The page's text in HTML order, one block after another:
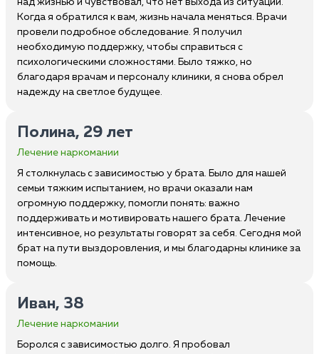
над жизнью и чувствовал, что нет выхода из ситуации.
Когда я обратился к вам, жизнь начала меняться. Врачи
провели подробное обследование. Я получил
необходимую поддержку, чтобы справиться с
психологическими сложностями. Было тяжко, но
благодаря врачам и персоналу клиники, я снова обрел
надежду на светлое будущее.
Полина, 29 лет
Лечение наркомании
Я столкнулась с зависимостью у брата. Было для нашей
семьи тяжким испытанием, но врачи оказали нам
огромную поддержку, помогли понять: важно
поддерживать и мотивировать нашего брата. Лечение
интенсивное, но результаты говорят за себя. Сегодня мой
брат на пути выздоровления, и мы благодарны клинике за
помощь.
Иван, 38
Лечение наркомании
Боролся с зависимостью долго. Я пробовал